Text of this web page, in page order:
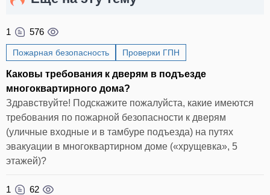
1 576
Пожарная безопасность Проверки ГПН
Каковы требования к дверям в подъезде
многоквартирного дома?
Здравствуйте! Подскажите пожалуйста, какие имеются
требования по пожарной безопасности к дверям
(уличные входные и в тамбуре подъезда) на путях
эвакуации в многоквартирном доме («хрущевка», 5
этажей)?
1 62